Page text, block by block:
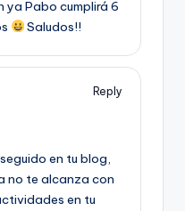
ya Pabo cumplirá 6
Saludos!!
Reply
en tu blog,
no te alcanza con
en tu